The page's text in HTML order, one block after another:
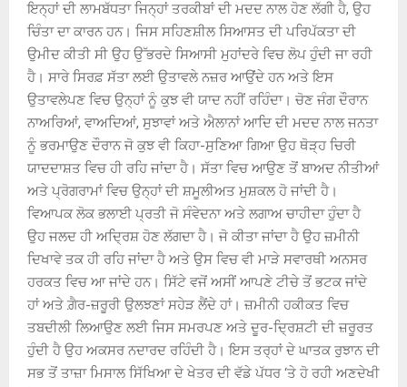
ਇਨ੍ਹਾਂ ਦੀ ਲਾਮਬੱਧਤਾ ਜਿਨ੍ਹਾਂ ਤਰਕੀਬਾਂ ਦੀ ਮਦਦ ਨਾਲ ਹੋਣ ਲੱਗੀ ਹੈ, ਉਹ
ਚਿੰਤਾ ਦਾ ਕਾਰਨ ਹਨ। ਜਿਸ ਸਹਿਣਸ਼ੀਲ ਸਿਆਸਤ ਦੀ ਪਰਿਪੱਕਤਾ ਦੀ
ਉਮੀਦ ਕੀਤੀ ਸੀ ਉਹ ਉੱਭਰਦੇ ਸਿਆਸੀ ਮੁਹਾਂਦਰੇ ਵਿਚ ਲੋਪ ਹੁੰਦੀ ਜਾ ਰਹੀ
ਹੈ। ਸਾਰੇ ਸਿਰਫ਼ ਸੱਤਾ ਲਈ ਉਤਾਵਲੇ ਨਜ਼ਰ ਆਉਂਦੇ ਹਨ ਅਤੇ ਇਸ
ਉਤਾਵਲੇਪਣ ਵਿਚ ਉਨ੍ਹਾਂ ਨੂੰ ਕੁਝ ਵੀ ਯਾਦ ਨਹੀਂ ਰਹਿੰਦਾ। ਚੋਣ ਜੰਗ ਦੌਰਾਨ
ਨਾਅਰਿਆਂ, ਵਾਅਦਿਆਂ, ਸੁਝਾਵਾਂ ਅਤੇ ਐਲਾਨਾਂ ਆਦਿ ਦੀ ਮਦਦ ਨਾਲ ਜਨਤਾ
ਨੂੰ ਭਰਮਾਉਣ ਦੌਰਾਨ ਜੋ ਕੁਝ ਵੀ ਕਿਹਾ-ਸੁਣਿਆ ਗਿਆ ਉਹ ਥੋੜ੍ਹ ਚਿਰੀ
ਯਾਦਦਾਸ਼ਤ ਵਿਚ ਹੀ ਰਹਿ ਜਾਂਦਾ ਹੈ। ਸੱਤਾ ਵਿਚ ਆਉਣ ਤੋਂ ਬਾਅਦ ਨੀਤੀਆਂ
ਅਤੇ ਪ੍ਰੋਗਰਾਮਾਂ ਵਿਚ ਉਨ੍ਹਾਂ ਦੀ ਸ਼ਮੂਲੀਅਤ ਮੁਸ਼ਕਲ ਹੋ ਜਾਂਦੀ ਹੈ।
ਵਿਆਪਕ ਲੋਕ ਭਲਾਈ ਪ੍ਰਤੀ ਜੋ ਸੰਵੇਦਨਾ ਅਤੇ ਲਗਾਅ ਚਾਹੀਦਾ ਹੁੰਦਾ ਹੈ
ਉਹ ਜਲਦ ਹੀ ਅਦ੍ਰਿਸ਼ ਹੋਣ ਲੱਗਦਾ ਹੈ। ਜੋ ਕੀਤਾ ਜਾਂਦਾ ਹੈ ਉਹ ਜ਼ਮੀਨੀ
ਦਿਖਾਵੇ ਤਕ ਹੀ ਰਹਿ ਜਾਂਦਾ ਹੈ ਅਤੇ ਉਸ ਵਿਚ ਵੀ ਮਾੜੇ ਸਵਾਰਥੀ ਅਨਸਰ
ਹਰਕਤ ਵਿਚ ਆ ਜਾਂਦੇ ਹਨ। ਸਿੱਟੇ ਵਜੋਂ ਅਸੀਂ ਆਪਣੇ ਟੀਚੇ ਤੋਂ ਭਟਕ ਜਾਂਦੇ
ਹਾਂ ਅਤੇ ਗ਼ੈਰ-ਜ਼ਰੂਰੀ ਉਲਝਣਾਂ ਸਹੇੜ ਲੈਂਦੇ ਹਾਂ। ਜ਼ਮੀਨੀ ਹਕੀਕਤ ਵਿਚ
ਤਬਦੀਲੀ ਲਿਆਉਣ ਲਈ ਜਿਸ ਸਮਰਪਣ ਅਤੇ ਦੂਰ-ਦ੍ਰਿਸ਼ਟੀ ਦੀ ਜ਼ਰੂਰਤ
ਹੁੰਦੀ ਹੈ ਉਹ ਅਕਸਰ ਨਦਾਰਦ ਰਹਿੰਦੀ ਹੈ। ਇਸ ਤਰ੍ਹਾਂ ਦੇ ਘਾਤਕ ਰੁਝਾਨ ਦੀ
ਸਭ ਤੋਂ ਤਾਜ਼ਾ ਮਿਸਾਲ ਸਿੱਖਿਆ ਦੇ ਖੇਤਰ ਦੀ ਵੱਡੇ ਪੱਧਰ ‘ਤੇ ਹੋ ਰਹੀ ਅਣਦੇਖੀ